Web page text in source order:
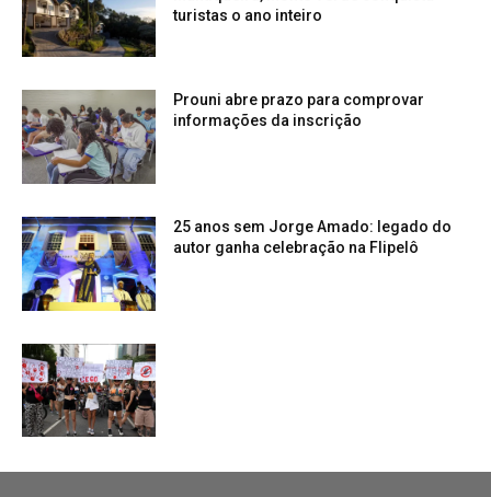
turistas o ano inteiro
Prouni abre prazo para comprovar
informações da inscrição
25 anos sem Jorge Amado: legado do
autor ganha celebração na Flipelô